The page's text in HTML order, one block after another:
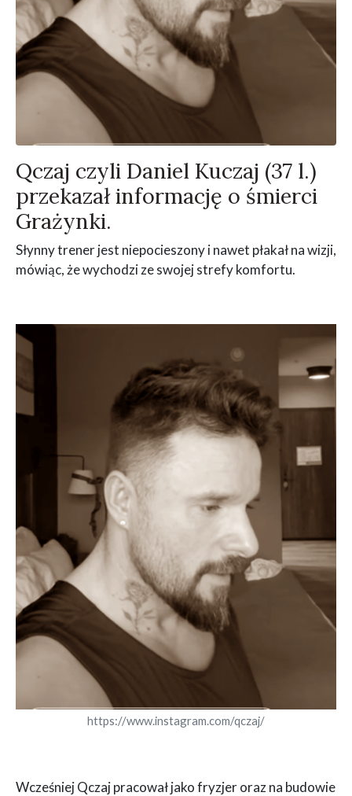
Qczaj czyli Daniel Kuczaj (37 l.)
przekazał informację o śmierci
Grażynki.
Słynny trener jest niepocieszony i nawet płakał na wizji,
mówiąc, że wychodzi ze swojej strefy komfortu.
https://www.instagram.com/qczaj/
Wcześniej Qczaj pracował jako fryzjer oraz na budowie